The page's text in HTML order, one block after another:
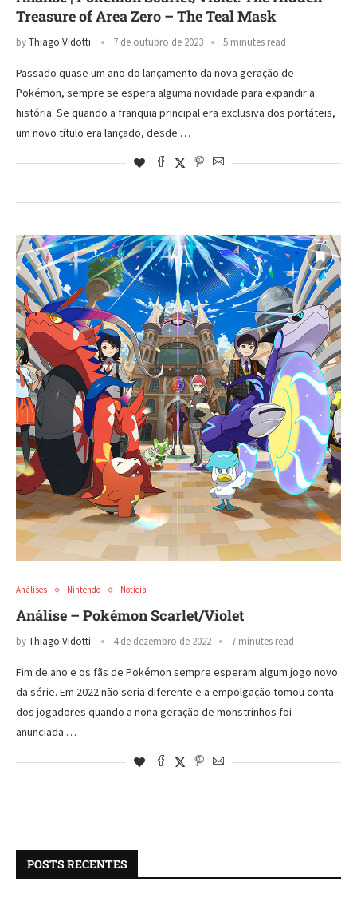
Treasure of Area Zero – The Teal Mask
byThiago Vidotti 7 de outubro de 2023 5 minutes read
Passado quase um ano do lançamento da nova geração de
Pokémon, sempre se espera alguma novidade para expandir a
história. Se quando a franquia principal era exclusiva dos portáteis,
um novo título era lançado, desde …
Análises Nintendo Notícia
Análise – Pokémon Scarlet/Violet
byThiago Vidotti 4 de dezembro de 2022 7 minutes read
Fim de ano e os fãs de Pokémon sempre esperam algum jogo novo
da série. Em 2022 não seria diferente e a empolgação tomou conta
dos jogadores quando a nona geração de monstrinhos foi
anunciada …
POSTS RECENTES